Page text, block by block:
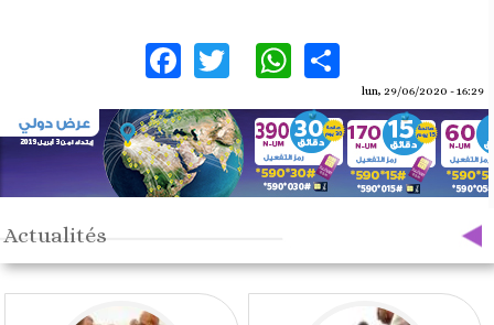
Facebook
TwitterWhatsApp
Share
lun, 29/06/2020 - 16:29
Actualités